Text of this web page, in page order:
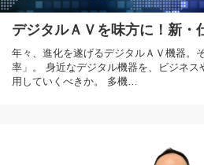
デジタルＡＶを味方に！新・
年々、進化を遂げるデジタルＡＶ機器。
率」。 身近なデジタル機器を、ビジネ
用していくべきか。 多機…